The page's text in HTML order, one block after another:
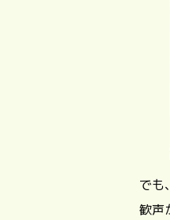
でも
歓声